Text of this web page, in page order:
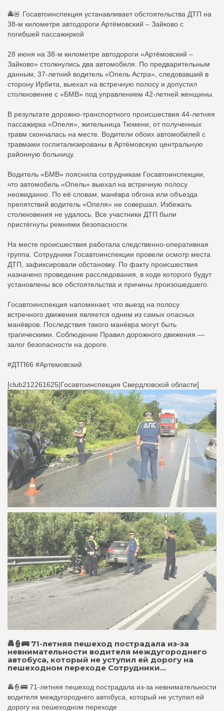
🚔🚨 Госавтоинспекция устанавливает обстоятельства ДТП на
38-м километре автодороги Артёмовский – Зайково с
погибшей пассажиркой
28 июня на 38-м километре автодороги «Артёмовский –
Зайково» столкнулись два автомобиля. По предварительным
данным, 37-летний водитель «Опель Астра», следовавший в
сторону Ирбита, выехал на встречную полосу и допустил
столкновение с «БМВ» под управлением 42-летней женщины.
В результате дорожно-транспортного происшествия 44-летняя
пассажирка «Опеля», жительница Тюмени, от полученных
травм скончалась на месте. Водители обоих автомобилей с
травмами госпитализированы в Артёмовскую центральную
районную больницу.
Водитель «БМВ» пояснила сотрудникам Госавтоинспекции,
что автомобиль «Опель» выехал на встречную полосу
неожиданно. По её словам, манёвра обгона или объезда
препятствий водитель «Опеля» не совершал. Избежать
столкновения не удалось. Все участники ДТП были
пристёгнуты ремнями безопасности.
На месте происшествия работала следственно-оперативная
группа. Сотрудники Госавтоинспекции провели осмотр места
ДТП, зафиксировали обстановку. По факту происшествия
назначено проведение расследования, в ходе которого будут
установлены все обстоятельства и причины произошедшего.
Госавтоинспекция напоминает, что выезд на полосу
встречного движения является одним из самых опасных
манёвров. Последствия такого манёвра могут быть
трагическими. Соблюдение Правил дорожного движения —
залог безопасности на дороге.
#ДТП66 #Артемовский
[club212261625|Госавтоинспекция Свердловской области]
🚔👮🚌 71-летняя пешеход пострадала из-за
невнимательности водителя междугороднего
автобуса, который не уступил ей дорогу на
пешеходном переходе Сотрудники...
🚔👮🚌 71-летняя пешеход пострадала из-за невнимательности
водителя междугороднего автобуса, который не уступил ей
дорогу на пешеходном переходе